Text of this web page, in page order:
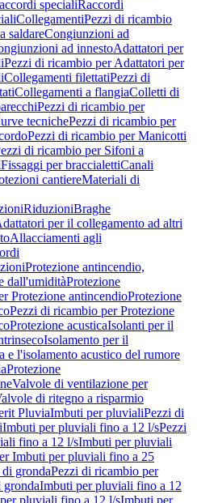
specialiRaccordi
CollegamentiPezzi di ricambio
saldareCongiunzioni ad
ad innestoAdattatori per
Pezzi di ricambio per Adattatori per
Collegamenti filettatiPezzi di
Collegamenti a flangiaColletti di
Pezzi di ricambio per
tecnichePezzi di ricambio per
Pezzi di ricambio per Manicotti
di ricambio per Sifoni a
Fissaggi per braccialettiCanali
cantiereMateriali di
RiduzioniBraghe
per il collegamento ad altri
Allacciamenti agli
Protezione antincendio,
dall'umiditàProtezione
Protezione antincendioProtezione
Pezzi di ricambio per Protezione
Protezione acusticaIsolanti per il
Isolamento per il
e l'isolamento acustico del rumore
Protezione
Valvole di ventilazione per
di ritegno a risparmio
PluviaImbuti per pluvialiPezzi di
Imbuti per pluviali fino a 12 l/sPezzi
fino a 12 l/sImbuti per pluviali
Imbuti per pluviali fino a 25
grondaPezzi di ricambio per
Imbuti per pluviali fino a 12
pluviali fino a 12 l/sImbuti per